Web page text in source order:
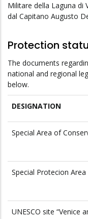
Militare della Laguna di
dal Capitano Augusto
Protection
The documents
national and regional
below.
DESIGNATION
Special Area of
Special Protecion Area
UNESCO site “Venice